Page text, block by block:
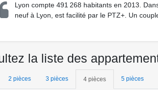
Lyon compte 491 268 habitants en 2013.
neuf à Lyon, est facilité par le PTZ+. Un
la liste des
2 pièces 3 pièces 4 pièces 5 pièces